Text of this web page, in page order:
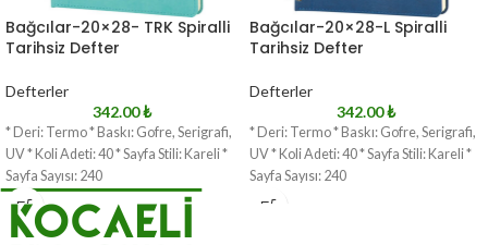
Bağcılar-20×28- TRK Spiralli
Tarihsiz Defter
Defterler
342.00₺
* Deri: Termo * Baskı: Gofre, Serigrafi,
UV * Koli Adeti: 40 * Sayfa Stili: Kareli *
Sayfa Sayısı: 240
Bağcılar-20×28-L Spiralli
Tarihsiz Defter
Defterler
342.00₺
* Deri: Termo * Baskı: Gofre, Serigrafi,
UV * Koli Adeti: 40 * Sayfa Stili: Kareli *
Sayfa Sayısı: 240